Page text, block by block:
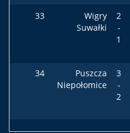
33
Wigry
Suwałki
2
-
1
34
Puszcza
Niepołomice
3
-
2